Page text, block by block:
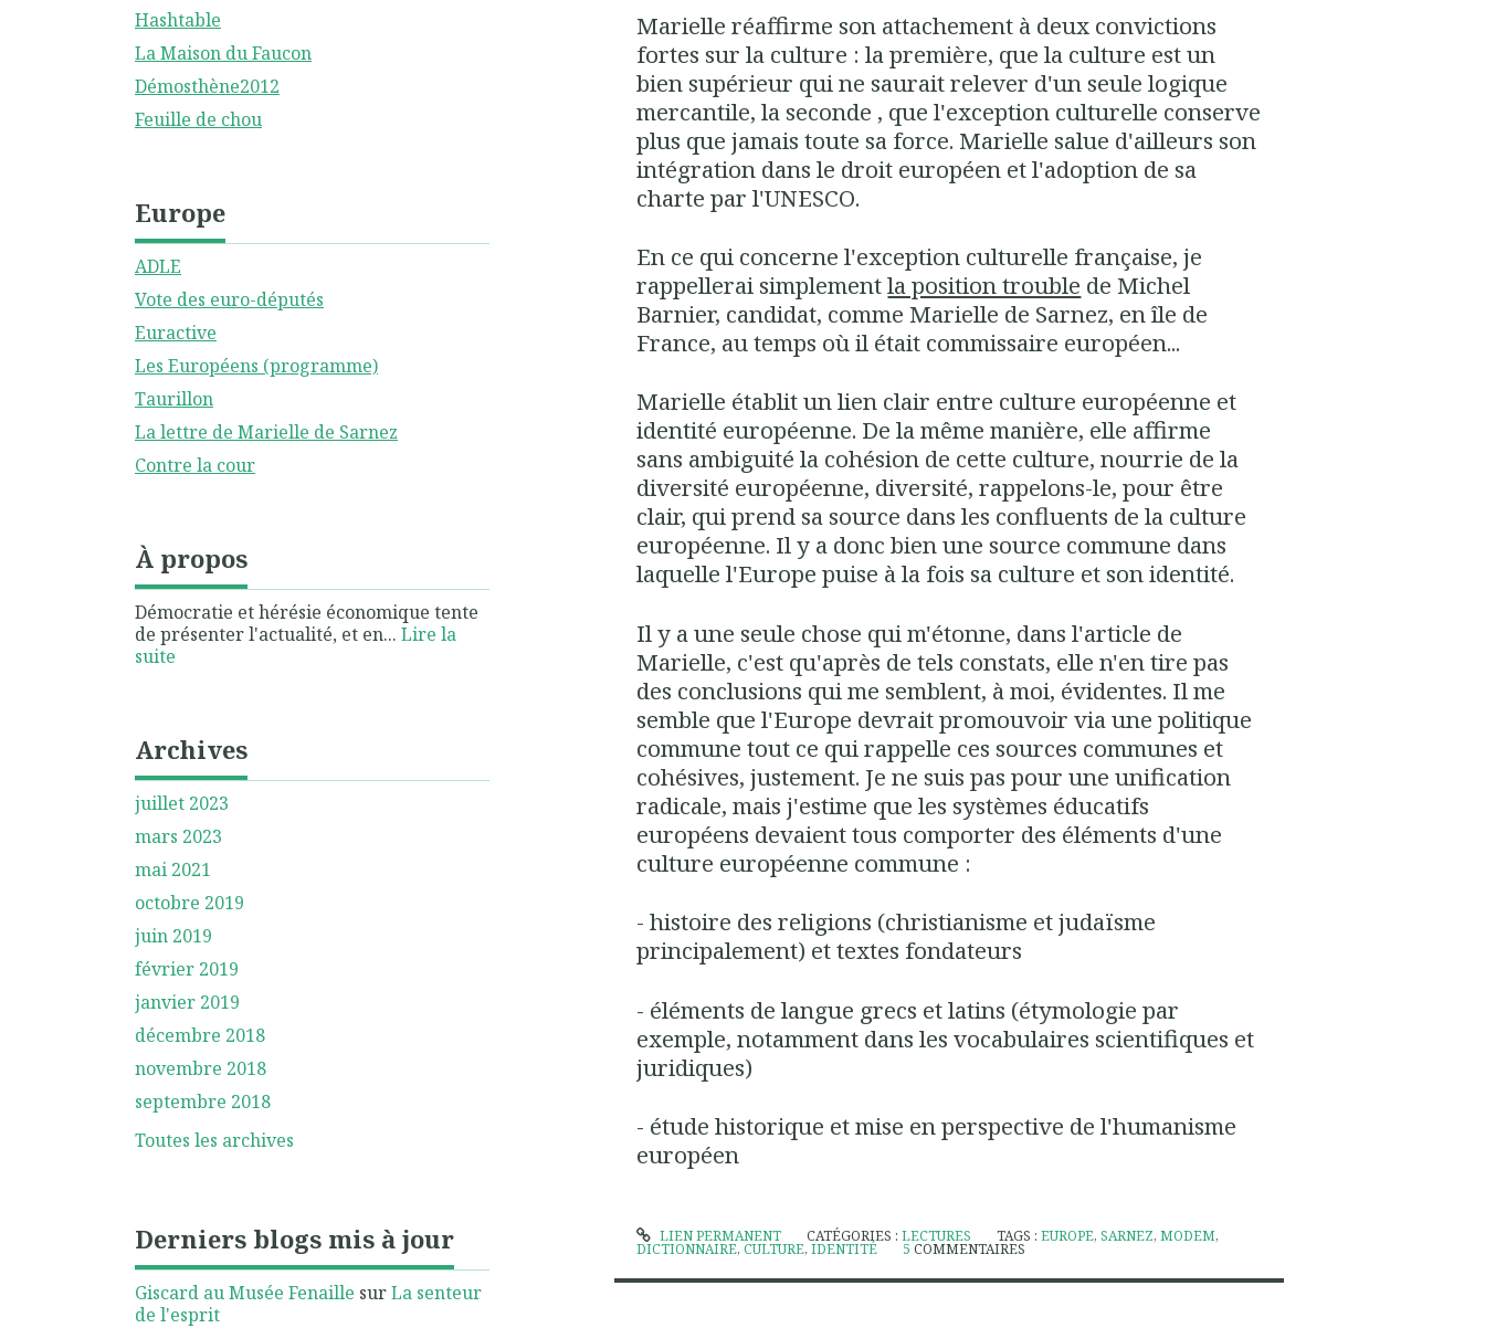
Hashtable
La Maison du Faucon
Démosthène2012
Feuille de chou
Europe
ADLE
Vote des euro-députés
Euractive
Les Européens (programme)
Taurillon
La lettre de Marielle de Sarnez
Contre la cour
À propos
Démocratie et hérésie économique tente
de présenter l'actualité, et en... Lire la
suite
Archives
juillet 2023
mars 2023
mai 2021
octobre 2019
juin 2019
février 2019
janvier 2019
décembre 2018
novembre 2018
septembre 2018
Toutes les archives
Derniers blogs mis à jour
Giscard au Musée Fenaille surLa senteur
de l'esprit
Marielle réaffirme son attachement à deux convictions
fortes sur la culture : la première, que la culture est un
bien supérieur qui ne saurait relever d'un seule logique
mercantile, la seconde , que l'exception culturelle conserve
plus que jamais toute sa force. Marielle salue d'ailleurs son
intégration dans le droit européen et l'adoption de sa
charte par l'UNESCO.
En ce qui concerne l'exception culturelle française, je
rappellerai simplementla position trouble de Michel
Barnier, candidat, comme Marielle de Sarnez, en île de
France, au temps où il était commissaire européen...
Marielle établit un lien clair entre culture européenne et
identité européenne. De la même manière, elle affirme
sans ambiguité la cohésion de cette culture, nourrie de la
diversité européenne, diversité, rappelons-le, pour être
clair, qui prend sa source dans les confluents de la culture
européenne. Il y a donc bien une source commune dans
laquelle l'Europe puise à la fois sa culture et son identité.
Il y a une seule chose qui m'étonne, dans l'article de
Marielle, c'est qu'après de tels constats, elle n'en tire pas
des conclusions qui me semblent, à moi, évidentes. Il me
semble que l'Europe devrait promouvoir via une politique
commune tout ce qui rappelle ces sources communes et
cohésives, justement. Je ne suis pas pour une unification
radicale, mais j'estime que les systèmes éducatifs
européens devaient tous comporter des éléments d'une
culture européenne commune :
- histoire des religions (christianisme et judaïsme
principalement) et textes fondateurs
- éléments de langue grecs et latins (étymologie par
exemple, notamment dans les vocabulaires scientifiques et
juridiques)
- étude historique et mise en perspective de l'humanisme
européen
LIEN PERMANENT CATÉGORIES : LECTURES TAGS : EUROPE, SARNEZ, MODEM,
DICTIONNAIRE,CULTURE,IDENTITÉ 5 COMMENTAIRES